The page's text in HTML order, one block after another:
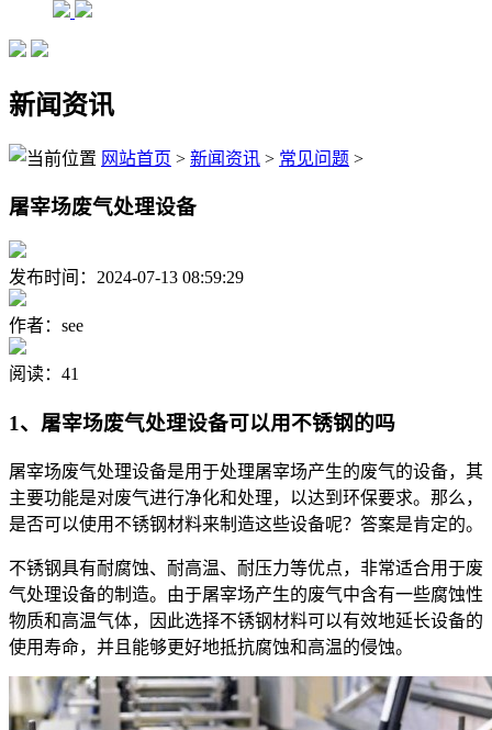
新闻资讯
网站首页 > 新闻资讯 > 常见问题 >
屠宰场废气处理设备
发布时间：2024-07-13 08:59:29
作者：see
阅读：41
1、屠宰场废气处理设备可以用不锈钢的吗
屠宰场废气处理设备是用于处理屠宰场产生的废气的设备，其
主要功能是对废气进行净化和处理，以达到环保要求。那么，
是否可以使用不锈钢材料来制造这些设备呢？答案是肯定的。
不锈钢具有耐腐蚀、耐高温、耐压力等优点，非常适合用于废
气处理设备的制造。由于屠宰场产生的废气中含有一些腐蚀性
物质和高温气体，因此选择不锈钢材料可以有效地延长设备的
使用寿命，并且能够更好地抵抗腐蚀和高温的侵蚀。